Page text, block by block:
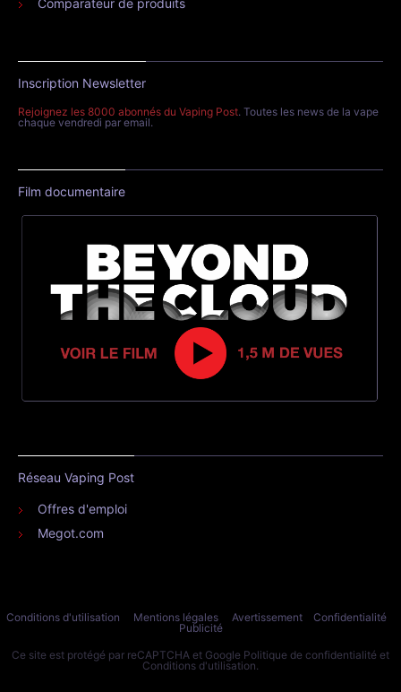
Inscription Newsletter
Rejoignez les 8000 abonnés du Vaping Post. Toutes les news de la vape
chaque vendredi par email.
Film documentaire
Réseau Vaping Post
Offres d'emploi
Megot.com
Conditions d'utilisation Mentions légales Avertissement
Confidentialité
Publicité
Ce site est protégé par reCAPTCHA et Google Politique de confidentialité et
Conditions d'utilisation.